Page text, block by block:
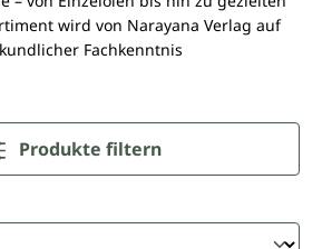
wird von Narayana Verlag auf
Fachkenntnis
Produkte filtern